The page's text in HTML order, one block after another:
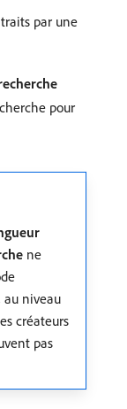
par une
pour
ne
au niveau
créateurs
pas